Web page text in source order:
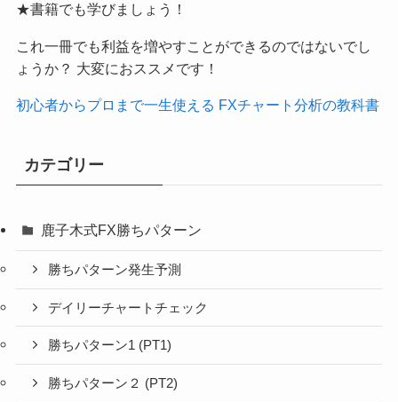
★書籍でも学びましょう！
これ一冊でも利益を増やすことができるのではないでし
ょうか？ 大変におススメです！
初心者からプロまで一生使える FXチャート分析の教科書
カテゴリー
鹿子木式FX勝ちパターン
勝ちパターン発生予測
デイリーチャートチェック
勝ちパターン1 (PT1)
勝ちパターン２ (PT2)